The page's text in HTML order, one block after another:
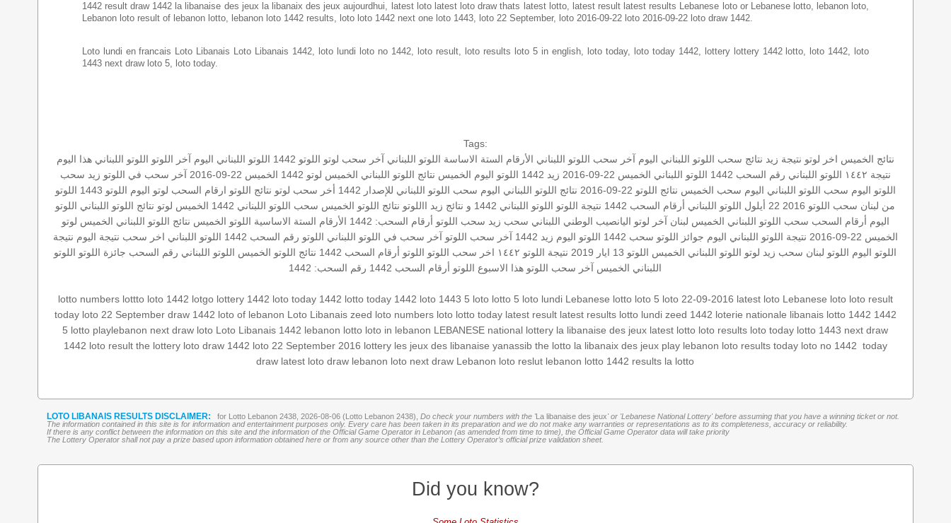
1442 result draw 1442 la libanaise des jeux la libanaix des jeux aujourdhui, latest loto latest loto draw thats latest lotto, latest result latest results Lebanese loto or Lebanese lotto, lebanon loto,
Lebanon loto result of lebanon lotto, lebanon loto 1442 results, loto loto 1442 next one loto 1443, loto 22 September, loto 2016-09-22 loto 2016-09-22 loto draw 1442.
Loto lundi en francais Loto Libanais Loto Libanais 1442, loto lundi loto no 1442, loto result, loto results loto 5 in english, loto today, loto today 1442, lottery lottery 1442 lotto, loto 1442, loto
1443 next draw loto 5, loto today.
Tags:
نتائج الخميس اخر لوتو نتيجة زيد نتائج سحب اللوتو اللبناني اليوم آخر سحب اللوتو اللبناني الأرقام الستة الاساسة اللوتو اللبناني آخر سحب لوتو اللوتو 1442 اللوتو اللبناني اليوم آخر اللوتو اللوتو اللبناني هذا اليوم
نتيجة ١٤٤٢
اللوتو اللبناني رقم السحب 1442 اللوتو اللبناني الخميس 22-09-2016 زيد 1442 اللوتو اليوم الخميس نتائج اللوتو اللبناني الخميس لوتو 1442 الخميس 22-09-2016 آخر سحب في اللوتو زيد سحب
اللوتو اليوم سحب اللوتو اللبناني اليوم سحب الخميس نتائج اللوتو 22-09-2016 نتائج اللوتو اللبناني اليوم سحب اللوتو اللبناني للإصدار 1442 أخر سحب لوتو نتائج اللوتو ارقام السحب لوتو اليوم اللوتو 1443
اللوتو
من لبنان سحب اللوتو 2016 22 أيلول اللوتو اللبناني أرقام السحب 1442 نتيجة اللوتو اللوتو اللبناني 1442 و نتائج زيد االلوتو نتائج اللوتو الخميس سحب اللوتو اللبناني 1442 الخميس لوتو نتائج اللوتو اللبناني اللوتو
اليوم أرقام السحب سحب اللوتو اللبناني الخميس لبنان آخر لوتو اليانصيب الوطني اللبناني سحب زيد سحب اللوتو أرقام السحب: 1442 الأرقام الستة الاساسية اللوتو الخميس نتائج اللوتو اللبناني الخميس لوتو
الخميس 22-09-2016
نتيجة اللوتو اللبناني اليوم جوائز اللوتو سحب 1442 اللوتو اليوم زيد 1442 آخر سحب اللوتو آخر سحب في اللوتو اللبناني اللوتو رقم السحب 1442 اللوتو اللبناني اخر سحب نتيجة اليوم نتيجة
اللوتو اليوم اللوتو لبنان سحب زيد لوتو اللوتو اللبناني الخميس اللوتو 13 ايار 2019 نتيجة اللوتو ١٤٤٢ اخر سحب اللوتو اللوتو أرقام السحب 1442 نتائج اللوتو الخميس اللوتو اللبناني رقم السحب جائزة اللوتو اللوتو
اللبناني الخميس آخر سحب اللوتو هذا الاسبوع اللوتو أرقام السحب 1442 رقم السحب: 1442
lotto numbers lottto loto 1442 lotgo lottery 1442 loto today 1442 lotto today 1442 loto 1443 5 loto lotto 5 loto lundi Lebanese lotto loto 5 loto 22-09-2016 latest loto Lebanese loto loto result
today loto 22 September draw 1442 loto of lebanon Loto Libanais zeed loto numbers loto lotto today latest result latest results lotto lundi zeed 1442 loterie nationale libanais lotto 1442 1442
5 lotto playlebanon next draw loto Loto Libanais 1442 lebanon lotto loto in lebanon LEBANESE national lottery la libanaise des jeux latest lotto loto results loto today lotto 1443 next draw
1442 loto result the lottery loto draw 1442 loto 22 September 2016 lottery les jeux des libanaise yanassib the lotto la libanaix des jeux play lebanon loto results today loto no 1442 today
draw latest loto draw lebanon loto next draw Lebanon loto reslut lebanon lotto 1442 results la lotto
LOTO LIBANAIS RESULTS DISCLAIMER: for Lotto Lebanon 2438, 2026-08-06 (Lotto Lebanon 2438), Do check your numbers with the 'La libanaise des jeux' or 'Lebanese National Lottery' before assuming that you have a winning ticket or not.
The information contained in this site is for information and entertainment purposes only. Every care has been taken in its preparation and we do not make any warranties or representations as to its completeness, accuracy or reliability.
If there is any conflict between the information on this site and the information of the Official Game Operator in Lebanon (as amended from time to time), the Official Game Operator data will take priority
The Lottery Operator shall not pay a prize based upon information obtained here or from any source other than the Lottery Operator’s official prize validation sheet.
Did you know?